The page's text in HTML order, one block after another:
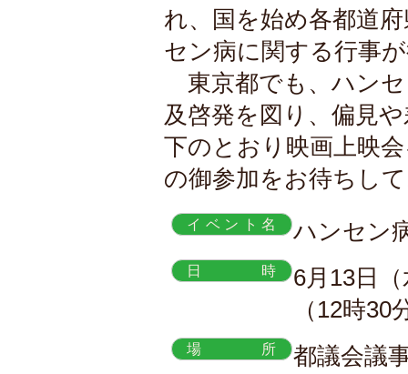
れ、国を始め各都道
セン病に関する行事
東京都でも、ハン
及啓発を図り、偏見
下のとおり映画上映
の御参加をお待ちし
イベント名 ハンセン
日時
6月13日
（12時30
場所
都議会議